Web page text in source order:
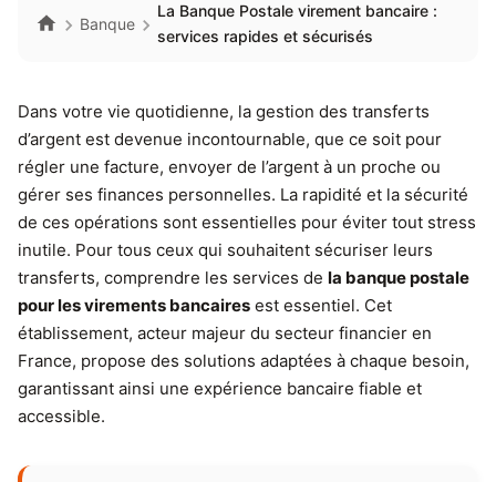
Banque
La Banque Postale virement bancaire :
services rapides et sécurisés
Dans votre vie quotidienne, la gestion des transferts
d’argent est devenue incontournable, que ce soit pour
régler une facture, envoyer de l’argent à un proche ou
gérer ses finances personnelles. La rapidité et la sécurité
de ces opérations sont essentielles pour éviter tout stress
inutile. Pour tous ceux qui souhaitent sécuriser leurs
transferts, comprendre les services de la banque postale
pour les virements bancaires est essentiel. Cet
établissement, acteur majeur du secteur financier en
France, propose des solutions adaptées à chaque besoin,
garantissant ainsi une expérience bancaire fiable et
accessible.